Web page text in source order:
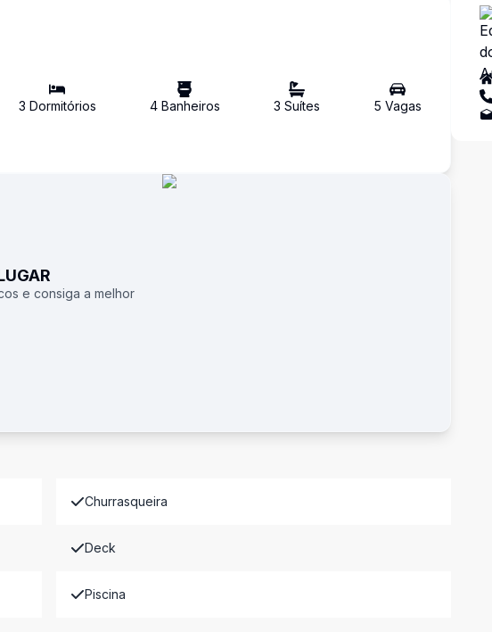
3 Dormitórios 4Banheiros 3 Suítes 5 Vagas
e consiga a melhor
Churrasqueira
Deck
Piscina